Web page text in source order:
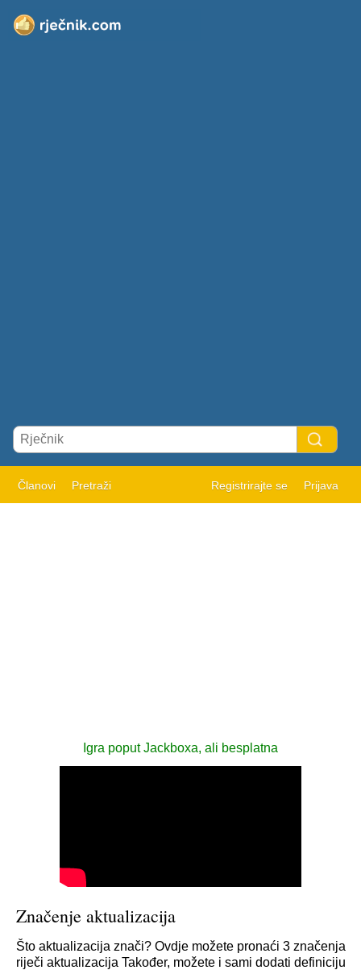
Članovi Pretraži Registrirajte se Prijava
Igra poput Jackboxa, ali besplatna
Značenje aktualizacija
Što aktualizacija znači? Ovdje možete pronaći 3 značenja
riječi aktualizacija Također, možete i sami dodati definiciju